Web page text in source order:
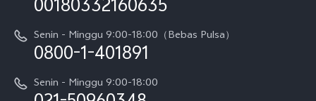
Y05
X300 Pro
Gerai Terdekat
Harga Spare Part
Otentikasi IMEI
Kebijakan Garansi vivo
Pemberitahuan Hukum
Tentang Kami
00180332160635
Senin - Minggu 9:00-18:00（Bebas Pulsa）
0800-1-401891
Senin - Minggu 9:00-18:00